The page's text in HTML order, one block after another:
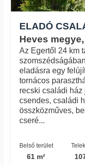
ELADÓ
Heves
Az Egertől 24 km
eladásra egy
tornácos
recski családi
csendes, családi
összközműves,
cseré...
Belső terület
61 m²